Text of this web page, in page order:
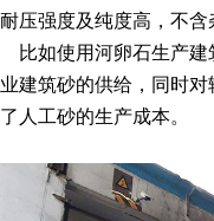
耐压强度及纯度高，不含
比如使用河卵石生产建
业建筑砂的供给，同时
了人工砂的生产成本。